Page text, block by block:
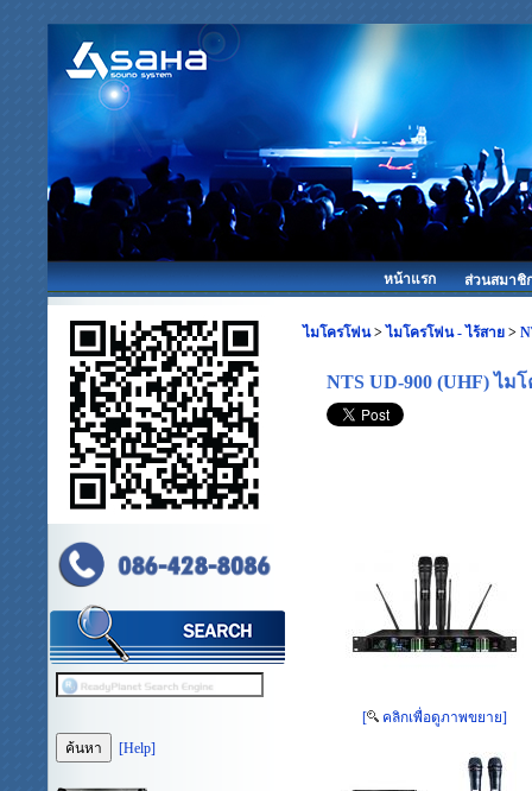
หน้าแรก ส่วนสมาชิ
[Help]
ไมโครโฟน> ไมโครโฟน - ไร้สาย >
NTS UD-900 (UHF) ไม
[ คลิกเพื่อดูภาพขยาย]